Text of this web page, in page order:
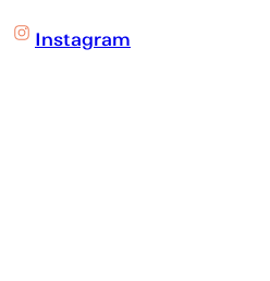
Instagram